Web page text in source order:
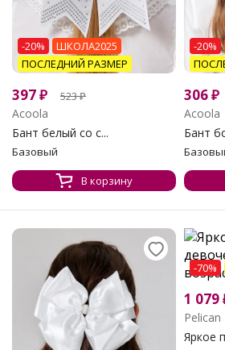
-20%
ШКОЛА2025
ПОСЛЕДНИЙ РАЗМЕР
397₽ 523₽
Acoola
Бант белый со с...
Базовый
В корзину
-20%
306₽
Acoola
Бант
-70%
1 079
Pelican
Яркое